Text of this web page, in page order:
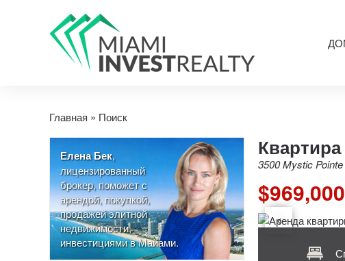
Главная » Поиск
Елена Бек,
лицензированный
брокер, поможет с
арендой, покупкой,
продажей элитной
недвижимости,
инвестициями в Майами.
3500 Mystic
$969,000